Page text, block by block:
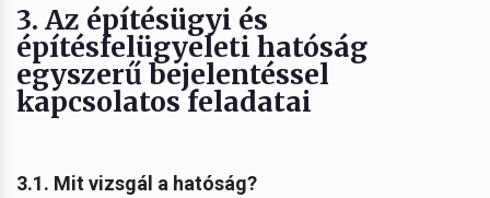
3. Az építésügyi és
építésfelügyeleti hatóság
egyszerű bejelentéssel
kapcsolatos feladatai
3.1. Mit vizsgál a hatóság?